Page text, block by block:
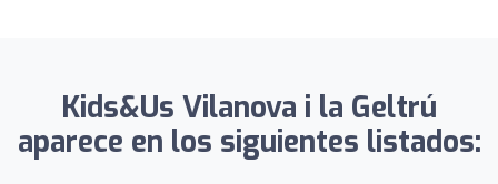
Kids&Us Vilanova i la Geltrú
aparece en los siguientes listados: